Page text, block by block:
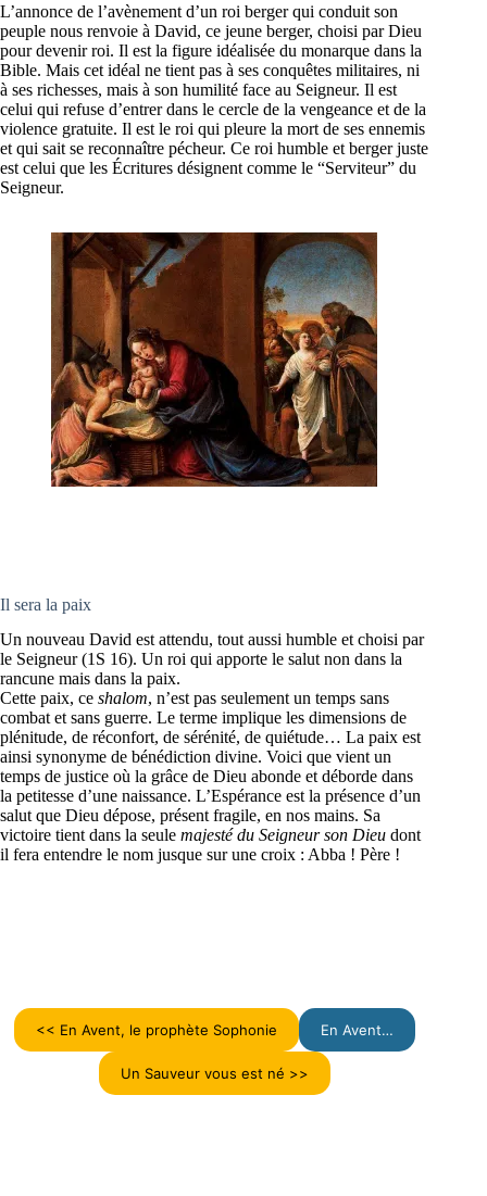
L’annonce de l’avènement d’un roi berger qui conduit son
peuple nous renvoie à David, ce jeune berger, choisi par Dieu
pour devenir roi. Il est la figure idéalisée du monarque dans la
Bible. Mais cet idéal ne tient pas à ses conquêtes militaires, ni
à ses richesses, mais à son humilité face au Seigneur. Il est
celui qui refuse d’entrer dans le cercle de la vengeance et de la
violence gratuite. Il est le roi qui pleure la mort de ses ennemis
et qui sait se reconnaître pécheur. Ce roi humble et berger juste
est celui que les Écritures désignent comme le “Serviteur” du
Seigneur.
Il sera la paix
Un nouveau David est attendu, tout aussi humble et choisi par
le Seigneur (1S 16). Un roi qui apporte le salut non dans la
rancune mais dans la paix.
Cette paix, ce shalom, n’est pas seulement un temps sans
combat et sans guerre. Le terme implique les dimensions de
plénitude, de réconfort, de sérénité, de quiétude… La paix est
ainsi synonyme de bénédiction divine. Voici que vient un
temps de justice où la grâce de Dieu abonde et déborde dans
la petitesse d’une naissance. L’Espérance est la présence d’un
salut que Dieu dépose, présent fragile, en nos mains. Sa
victoire tient dans la seule majesté du Seigneur son Dieu dont
il fera entendre le nom jusque sur une croix : Abba ! Père !
<< En Avent, le prophète Sophonie En Avent…
Un Sauveur vous est né >>